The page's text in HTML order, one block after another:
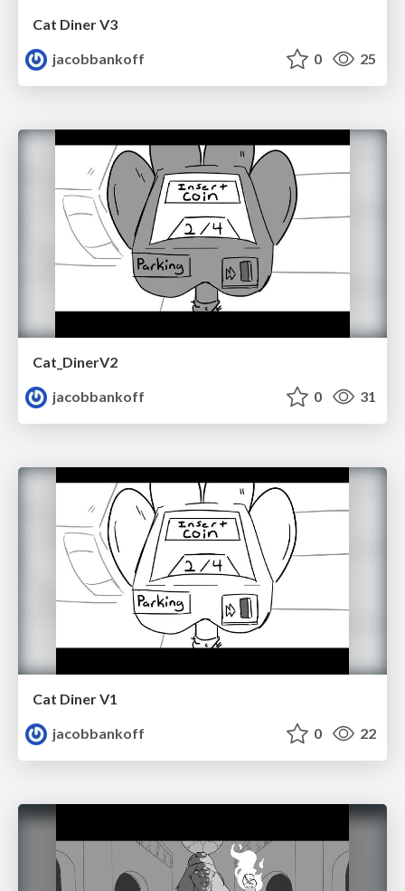
Cat Diner V3
jacobbankoff
0 25
Cat_DinerV2
jacobbankoff
0 31
Cat Diner V1
jacobbankoff
0 22